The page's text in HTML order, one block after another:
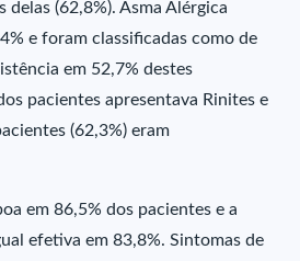
delas (62,8%). Asma Alérgica
e foram classificadas como de
em 52,7% destes
pacientes apresentava Rinites e
(62,3%) eram
em 86,5% dos pacientes e a
efetiva em 83,8%. Sintomas de